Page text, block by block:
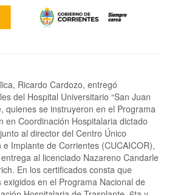
Ricardo Cardozo, entregó
del Hospital Universitario “San Juan
quienes se instruyeron en el Programa
en Coordinación Hospitalaria dictado
al director del Centro Único
Implante de Corrientes (CUCAICOR),
al licenciado Nazareno Candarle
En los certificados consta que
en el Programa Nacional de